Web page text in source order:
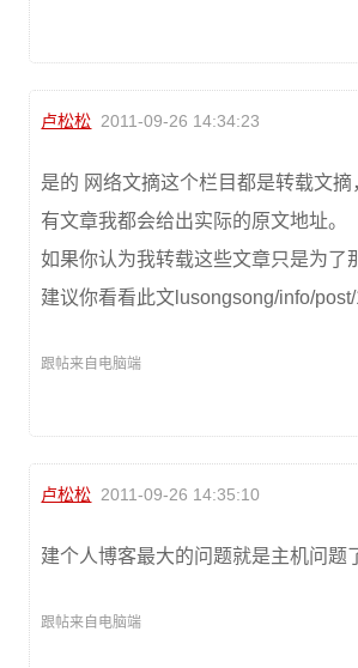
卢松松 2011-09-26 14:34:23
是的 网络文摘这个栏目都是转载文
有文章我都会给出实际的原文地址。
如果你认为我转载这些文章只是为了
建议你看看此文lusongsong/info/post/
跟帖来自电脑端
卢松松 2011-09-26 14:35:10
建个人博客最大的问题就是主机问题
跟帖来自电脑端